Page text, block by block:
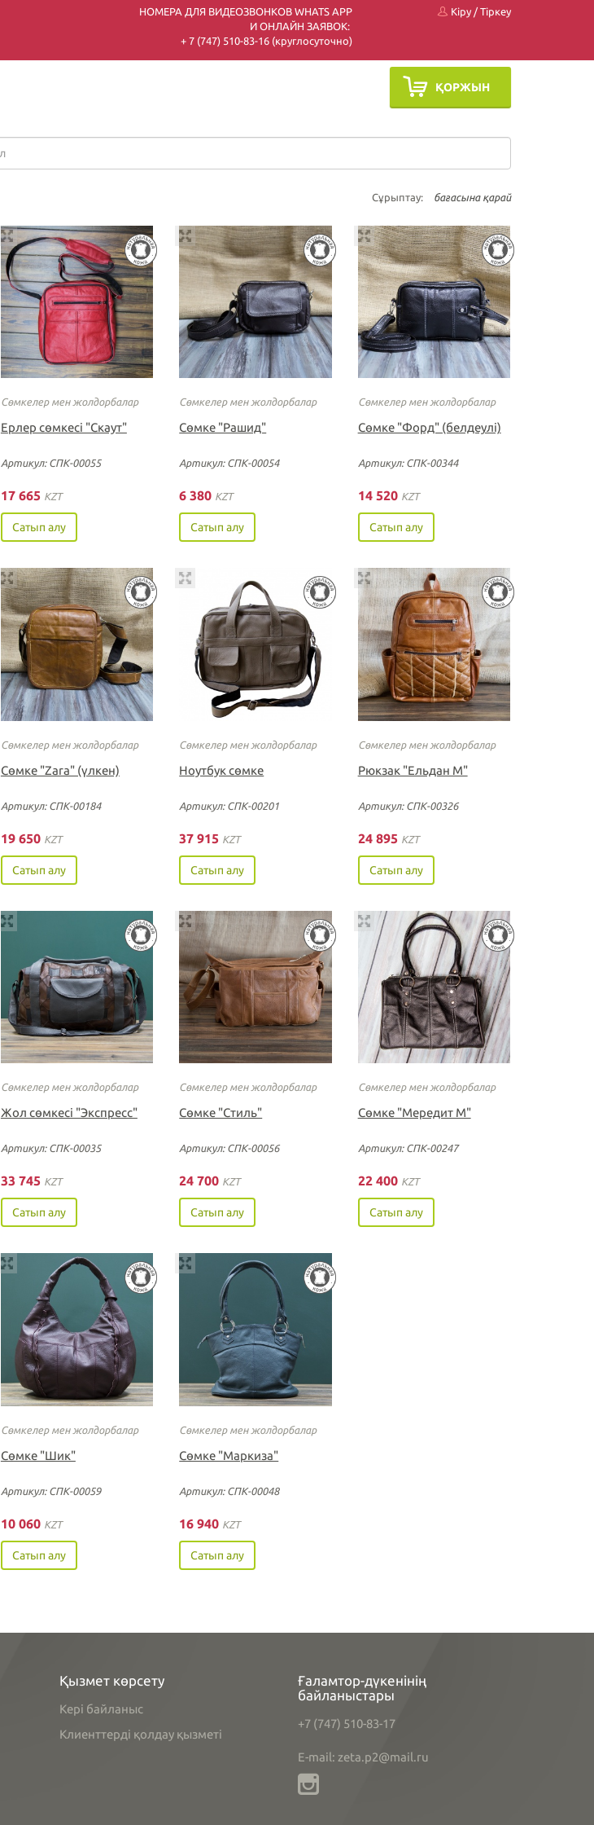
НОМЕРА ДЛЯ ВИДЕОЗВОНКОВ WHATS APP
И ОНЛАЙН ЗАЯВОК:
+ 7 (747) 510-83-16 (круглосуточно)
Кіру / Тіркеу
ҚОРЖЫН
Сұрыптау: бағасына қарай
Сөмкелер мен жолдорбалар
Ерлер сөмкесі "Скаут"
Артикул: СПК-00055
17 665 KZT
Сатып алу
Сөмкелер мен жолдорбалар
Cөмке "Рашид"
Артикул: СПК-00054
6 380 KZT
Сатып алу
Сөмкелер мен жолдорбалар
Сөмке "Форд" (белдеулi)
Артикул: СПК-00344
14 520 KZT
Сатып алу
Сөмкелер мен жолдорбалар
Cөмке "Zara" (үлкен)
Артикул: СПК-00184
19 650 KZT
Сатып алу
Сөмкелер мен жолдорбалар
Ноутбук сөмке
Артикул: СПК-00201
37 915 KZT
Сатып алу
Сөмкелер мен жолдорбалар
Рюкзак "Ельдан М"
Артикул: СПК-00326
24 895 KZT
Сатып алу
Сөмкелер мен жолдорбалар
Жол сөмкесі "Экспресс"
Артикул: СПК-00035
33 745 KZT
Сатып алу
Сөмкелер мен жолдорбалар
Сөмке "Стиль"
Артикул: СПК-00056
24 700 KZT
Сатып алу
Сөмкелер мен жолдорбалар
Сөмке "Мередит М"
Артикул: СПК-00247
22 400 KZT
Сатып алу
Сөмкелер мен жолдорбалар
Cөмке "Шик"
Артикул: СПК-00059
10 060 KZT
Сатып алу
Сөмкелер мен жолдорбалар
Cөмке "Маркиза"
Артикул: СПК-00048
16 940 KZT
Сатып алу
Қызмет көрсету
Кері байланыс
Клиенттерді қолдау қызметі
Ғаламтор-дүкенінің
байланыстары
+7 (747) 510-83-17
E-mail: zeta.p2@mail.ru